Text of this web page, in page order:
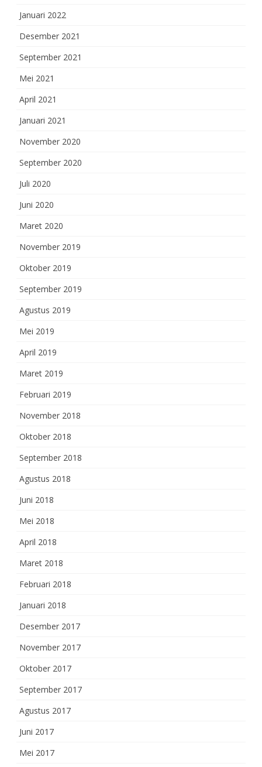
Januari 2022
Desember 2021
September 2021
Mei 2021
April 2021
Januari 2021
November 2020
September 2020
Juli 2020
Juni 2020
Maret 2020
November 2019
Oktober 2019
September 2019
Agustus 2019
Mei 2019
April 2019
Maret 2019
Februari 2019
November 2018
Oktober 2018
September 2018
Agustus 2018
Juni 2018
Mei 2018
April 2018
Maret 2018
Februari 2018
Januari 2018
Desember 2017
November 2017
Oktober 2017
September 2017
Agustus 2017
Juni 2017
Mei 2017